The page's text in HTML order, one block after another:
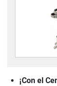
¡Con el